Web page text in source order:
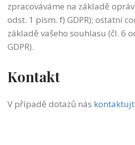
zpracováváme na základě
odst. 1 písm. f) GDPR); ostatní
základě vašeho souhlasu (čl. 6
GDPR).
Kontakt
V případě dotazů nás